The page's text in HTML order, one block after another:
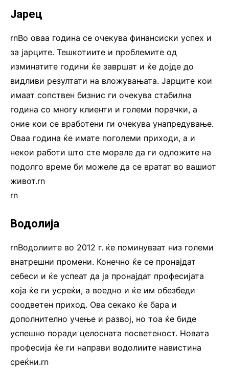
Јарец
rnВо оваа година се очекува финансиски успех и
за јарците. Тешкотиите и проблемите од
изминатите години ќе завршат и ќе дојде до
видливи резултати на вложувањата. Јарците кои
имаат сопствен бизнис ги очекува стабилна
година со многу клиенти и големи порачки, а
оние кои се вработени ги очекува унапредување.
Оваа година ќе имате поголеми приходи, а и
некои работи што сте морале да ги одложите на
подолго време би можеле да се вратат во вашиот
живот.rn
rn
Водолија
rnВодолиите во 2012 г. ќе поминуваат низ големи
внатрешни промени. Конечно ќе се пронајдат
себеси и ќе успеат да ја пронајдат професијата
која ќе ги усреќи, а воедно и ќе им обезбеди
соодветен приход. Ова секако ќе бара и
дополнително учење и развој, но тоа ќе биде
успешно поради целосната посветеност. Новата
професија ќе ги направи водолиите навистина
среќни.rn